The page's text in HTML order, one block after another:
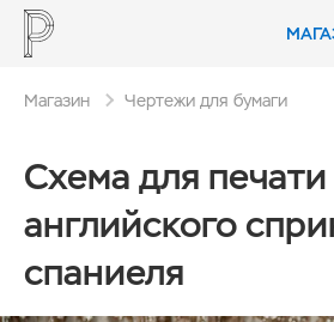
Магазин Чертежи для бумаги
Схема для печати
английского
спаниеля